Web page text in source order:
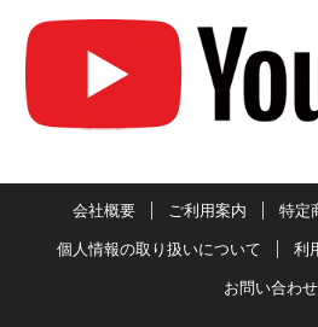
会社概要 ご利用案内 特定
個人情報の取り扱いについて 利
お問い合わせ